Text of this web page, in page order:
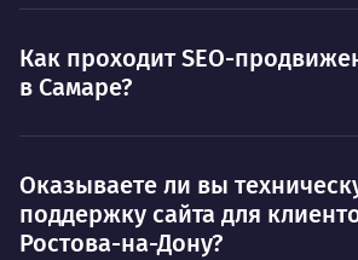
Как проходит SEO-
в Самаре?
Оказываете ли вы
поддержку сайта для
Ростова-на-Дону?